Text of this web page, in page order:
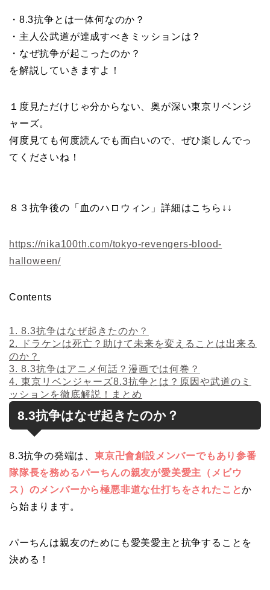
・8.3抗争とは一体何なのか？
・主人公武道が達成すべきミッションは？
・なぜ抗争が起こったのか？
を解説していきますよ！
１度見ただけじゃ分からない、奥が深い東京リベンジ
ャーズ。
何度見ても何度読んでも面白いので、ぜひ楽しんでっ
てくださいね！
８３抗争後の「血のハロウィン」詳細はこちら↓↓
https://nika100th.com/tokyo-revengers-blood-
halloween/
Contents
1. 8.3抗争はなぜ起きたのか？
2.
ドラケンは死亡？助けて未来を変えることは出来る
のか？
3. 8.3抗争はアニメ何話？漫画では何巻？
4. 東京リベンジャーズ8.3抗争とは？原因や武道のミ
ッションを徹底解説！まとめ
8.3抗争はなぜ起きたのか？
8.3抗争の発端は、 東京卍會創設メンバーでもあり参番
隊隊長を務めるパーちんの親友が愛美愛主（メビウ
ス）のメンバーから極悪非道な仕打ちをされたことか
ら始まります。
パーちんは親友のためにも愛美愛主と抗争することを
決める！